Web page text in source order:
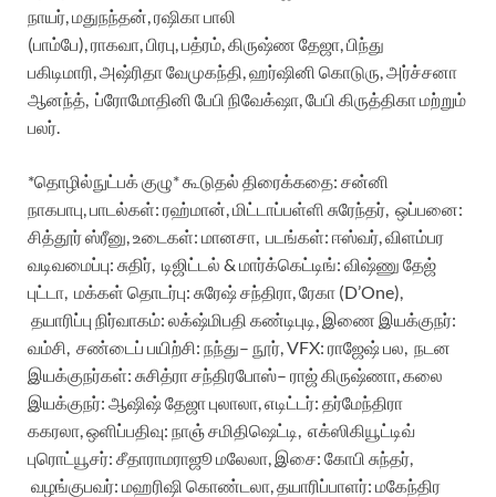
நாயர் மதுநந்தன் ரஷிகாபாலி
(பாம்பே), ராகவா பிரபு பத்ரம் கிருஷ்ண தேஜா பிந்து
பகிடிமாரி அஷ்ரிதாவேமுகந்தி ஹர்ஷினி கொடுரு அர்ச்சனா
ஆனந்த் ப்ரோமோதினி பேபி நிவேக்‌ஷா பேபி கிருத்திகாமற்றும்
பலர்
*தொழில்நுட்பக்குழு*கூடுதல் திரைக்கதை: சன்னி
நாகபாபு பாடல்கள்: ரஹ்மான் மிட்டாப்பள்ளி சுரேந்தர் ஒப்பனை:
சித்தூர்ஸ்ரீனு உடைகள்: மானசா படங்கள்: ஈஸ்வர் விளம்பர
வடிவமைப்பு: சுதிர் டிஜிட்டல் & மார்க்கெட்டிங்: விஷ்ணு தேஜ்
புட்டா மக்கள் தொடர்பு: சுரேஷ் சந்திரா ரேகா (D’One),
தயாரிப்பு நிர்வாகம்: லக்‌ஷ்மிபதி கண்டிபுடி இணை இயக்குநர்:
வம்சி சண்டைப் பயிற்சி: நந்து– நூர் VFX: ராஜேஷ் பல நடன
இயக்குநர்கள்: சுசித்ராசந்திரபோஸ்– ராஜ்கிருஷ்ணா கலை
இயக்குநர்: ஆஷிஷ் தேஜாபுலாலா எடிட்டர்: தர்மேந்திரா
ககரலா ஒளிப்பதிவு: நாஞ்சமிதிஷெட்டி எக்ஸிகியூட்டிவ்
புரொட்யூசர்: சீதாராமராஜூமலேலா இசை: கோபி சுந்தர்
வழங்குபவர்: மஹரிஷி கொண்டலா தயாரிப்பாளர்: மகேந்திர